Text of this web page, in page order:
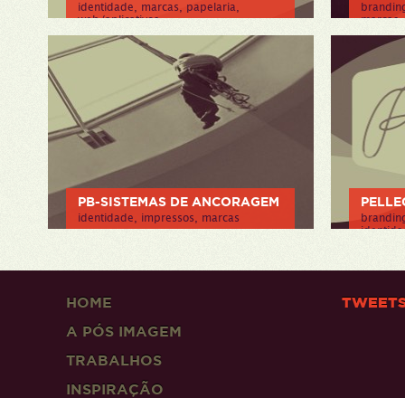
identidade, marcas, papelaria,
web/aplicativos
> VER PROJETO
web/
> VER
PB-SISTEMAS DE ANCORAGEM
identidade, impressos, marcas
HOME
A PÓS IMAGEM
TRABALHOS
INSPIRAÇÃO